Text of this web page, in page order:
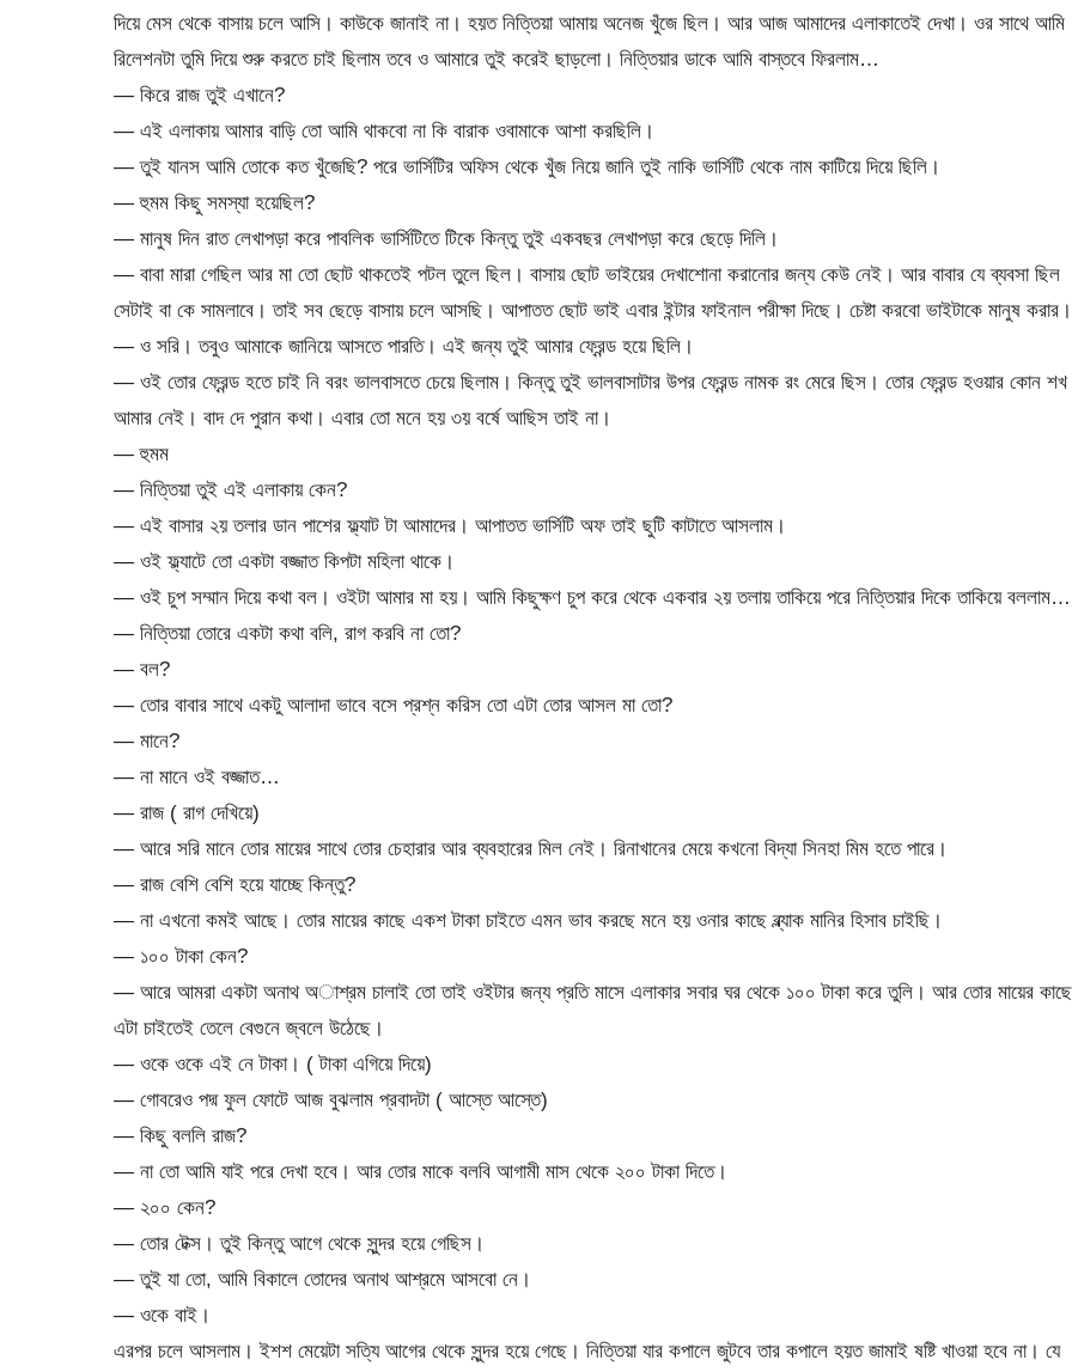
দিয়ে মেস থেকে বাসায় চলে আসি। কাউকে জানাই না। হয়ত নিত্তিয়া আমায় অনেজ খুঁজে ছিল। আর আজ আমাদের এলাকাতেই দেখা। ওর সাথে আমি
রিলেশনটা তুমি দিয়ে শুরু করতে চাই ছিলাম তবে ও আমারে তুই করেই ছাড়লো। নিত্তিয়ার ডাকে আমি বাস্তবে ফিরলাম…
— কিরে রাজ তুই এখানে?
— এই এলাকায় আমার বাড়ি তো আমি থাকবো না কি বারাক ওবামাকে আশা করছিলি।
— তুই যানস আমি তোকে কত খুঁজেছি? পরে ভার্সিটির অফিস থেকে খুঁজ নিয়ে জানি তুই নাকি ভার্সিটি থেকে নাম কাটিয়ে দিয়ে ছিলি।
— হুমম কিছু সমস্যা হয়েছিল?
— মানুষ দিন রাত লেখাপড়া করে পাবলিক ভার্সিটিতে টিকে কিন্তু তুই একবছর লেখাপড়া করে ছেড়ে দিলি।
— বাবা মারা গেছিল আর মা তো ছোট থাকতেই পটল তুলে ছিল। বাসায় ছোট ভাইয়ের দেখাশোনা করানোর জন্য কেউ নেই। আর বাবার যে ব্যবসা ছিল
সেটাই বা কে সামলাবে। তাই সব ছেড়ে বাসায় চলে আসছি। আপাতত ছোট ভাই এবার ইন্টার ফাইনাল পরীক্ষা দিছে। চেষ্টা করবো ভাইটাকে মানুষ করার।
— ও সরি। তবুও আমাকে জানিয়ে আসতে পারতি। এই জন্য তুই আমার ফ্রেন্ড হয়ে ছিলি।
— ওই তোর ফ্রেন্ড হতে চাই নি বরং ভালবাসতে চেয়ে ছিলাম। কিন্তু তুই ভালবাসাটার উপর ফ্রেন্ড নামক রং মেরে ছিস। তোর ফ্রেন্ড হওয়ার কোন শখ
আমার নেই। বাদ দে পুরান কথা। এবার তো মনে হয় ৩য় বর্ষে আছিস তাই না।
— হুমম
— নিত্তিয়া তুই এই এলাকায় কেন?
— এই বাসার ২য় তলার ডান পাশের ফ্ল্যাট টা আমাদের। আপাতত ভার্সিটি অফ তাই ছুটি কাটাতে আসলাম।
— ওই ফ্ল্যাটে তো একটা বজ্জাত কিপটা মহিলা থাকে।
— ওই চুপ সম্মান দিয়ে কথা বল। ওইটা আমার মা হয়। আমি কিছুক্ষণ চুপ করে থেকে একবার ২য় তলায় তাকিয়ে পরে নিত্তিয়ার দিকে তাকিয়ে বললাম…
— নিত্তিয়া তোরে একটা কথা বলি, রাগ করবি না তো?
— বল?
— তোর বাবার সাথে একটু আলাদা ভাবে বসে প্রশ্ন করিস তো এটা তোর আসল মা তো?
— মানে?
— না মানে ওই বজ্জাত…
— রাজ ( রাগ দেখিয়ে)
— আরে সরি মানে তোর মায়ের সাথে তোর চেহারার আর ব্যবহারের মিল নেই। রিনাখানের মেয়ে কখনো বিদ্যা সিনহা মিম হতে পারে।
— রাজ বেশি বেশি হয়ে যাচ্ছে কিন্তু?
— না এখনো কমই আছে। তোর মায়ের কাছে একশ টাকা চাইতে এমন ভাব করছে মনে হয় ওনার কাছে ব্ল্যাক মানির হিসাব চাইছি।
— ১০০ টাকা কেন?
— আরে আমরা একটা অনাথ অাশ্রম চালাই তো তাই ওইটার জন্য প্রতি মাসে এলাকার সবার ঘর থেকে ১০০ টাকা করে তুলি। আর তোর মায়ের কাছে
এটা চাইতেই তেলে বেগুনে জ্বলে উঠেছে।
— ওকে ওকে এই নে টাকা। ( টাকা এগিয়ে দিয়ে)
— গোবরেও পদ্ম ফুল ফোটে আজ বুঝলাম প্রবাদটা ( আস্তে আস্তে)
— কিছু বললি রাজ?
— না তো আমি যাই পরে দেখা হবে। আর তোর মাকে বলবি আগামী মাস থেকে ২০০ টাকা দিতে।
— ২০০ কেন?
— তোর টেক্স। তুই কিন্তু আগে থেকে সুন্দর হয়ে গেছিস।
— তুই যা তো, আমি বিকালে তোদের অনাথ আশ্রমে আসবো নে।
— ওকে বাই।
এরপর চলে আসলাম। ইশশ মেয়েটা সত্যি আগের থেকে সুন্দর হয়ে গেছে। নিত্তিয়া যার কপালে জুটবে তার কপালে হয়ত জামাই ষষ্টি খাওয়া হবে না। যে